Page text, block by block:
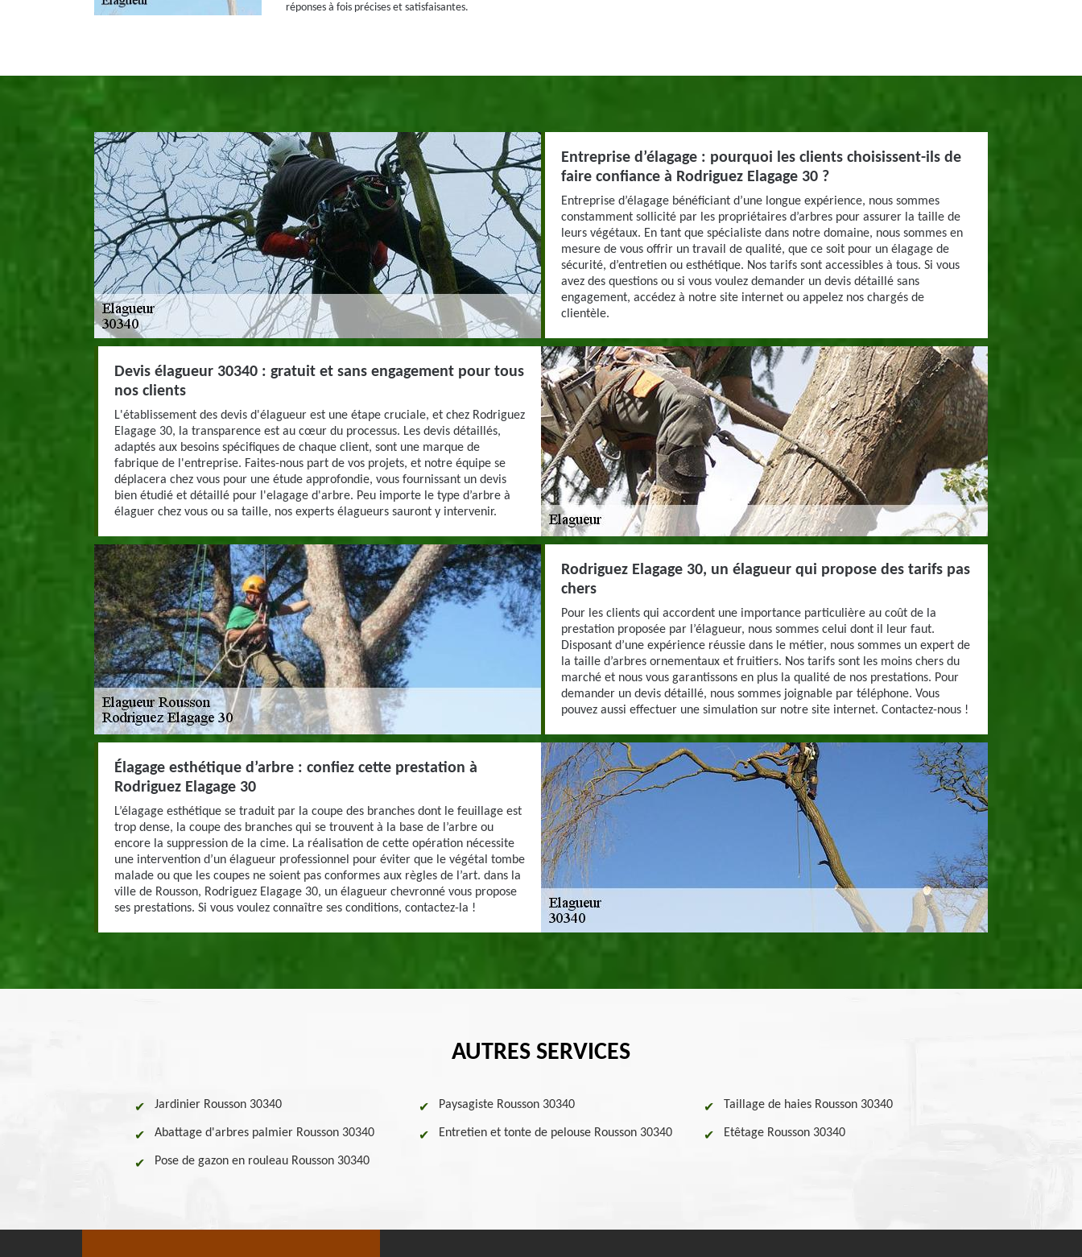
réponses à fois précises et satisfaisantes.
Entreprise d’élagage : pourquoi les clients choisissent-ils de
faire confiance à Rodriguez Elagage 30 ?
Entreprise d’élagage bénéficiant d’une longue expérience, nous sommes
constamment sollicité par les propriétaires d’arbres pour assurer la taille de
leurs végétaux. En tant que spécialiste dans notre domaine, nous sommes en
mesure de vous offrir un travail de qualité, que ce soit pour un élagage de
sécurité, d’entretien ou esthétique. Nos tarifs sont accessibles à tous. Si vous
avez des questions ou si vous voulez demander un devis détaillé sans
engagement, accédez à notre site internet ou appelez nos chargés de
clientèle.
Devis élagueur 30340 : gratuit et sans engagement pour tous
nos clients
L'établissement des devis d'élagueur est une étape cruciale, et chez Rodriguez
Elagage 30, la transparence est au cœur du processus. Les devis détaillés,
adaptés aux besoins spécifiques de chaque client, sont une marque de
fabrique de l'entreprise. Faites-nous part de vos projets, et notre équipe se
déplacera chez vous pour une étude approfondie, vous fournissant un devis
bien étudié et détaillé pour l'elagage d'arbre. Peu importe le type d’arbre à
élaguer chez vous ou sa taille, nos experts élagueurs sauront y intervenir.
Rodriguez Elagage 30, un élagueur qui propose des tarifs pas
chers
Pour les clients qui accordent une importance particulière au coût de la
prestation proposée par l’élagueur, nous sommes celui dont il leur faut.
Disposant d’une expérience réussie dans le métier, nous sommes un expert de
la taille d’arbres ornementaux et fruitiers. Nos tarifs sont les moins chers du
marché et nous vous garantissons en plus la qualité de nos prestations. Pour
demander un devis détaillé, nous sommes joignable par téléphone. Vous
pouvez aussi effectuer une simulation sur notre site internet. Contactez-nous !
Élagage esthétique d’arbre : confiez cette prestation à
Rodriguez Elagage 30
L’élagage esthétique se traduit par la coupe des branches dont le feuillage est
trop dense, la coupe des branches qui se trouvent à la base de l’arbre ou
encore la suppression de la cime. La réalisation de cette opération nécessite
une intervention d’un élagueur professionnel pour éviter que le végétal tombe
malade ou que les coupes ne soient pas conformes aux règles de l’art. dans la
ville de Rousson, Rodriguez Elagage 30, un élagueur chevronné vous propose
ses prestations. Si vous voulez connaître ses conditions, contactez-la !
AUTRES SERVICES
Jardinier Rousson 30340 Paysagiste Rousson 30340 Taillage de haies Rousson 30340
Abattage d'arbres palmier Rousson 30340 Entretien et tonte de pelouse Rousson 30340 Etêtage Rousson 30340
Pose de gazon en rouleau Rousson 30340